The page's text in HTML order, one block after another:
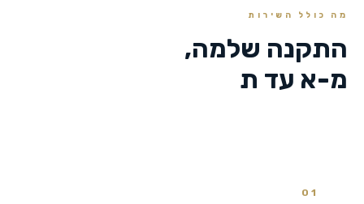
מה כולל השירות
התקנה שלמה,
מ-א עד ת
01